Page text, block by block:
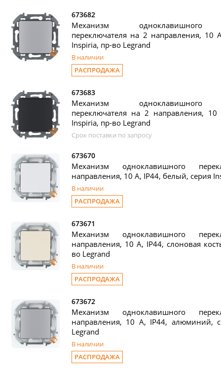
673682
Механизм одноклавишного
переключателя на 2 направления, 10
Inspiria, пр-во Legrand
В наличии
РАСПРОДАЖА
673683
Механизм одноклавишного
переключателя на 2 направления, 10
Inspiria, пр-во Legrand
Срок поставки по запросу
673670
Механизм одноклавишного
направления, 10 А, IP44, белый, серия
В наличии
РАСПРОДАЖА
673671
Механизм одноклавишного
направления, 10 А, IP44, слоновая
во Legrand
В наличии
РАСПРОДАЖА
673672
Механизм одноклавишного
направления, 10 А, IP44, алюминий,
Legrand
В наличии
РАСПРОДАЖА